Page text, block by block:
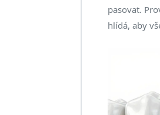
pasovat.
hlídá, aby